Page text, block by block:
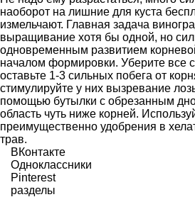
наоборот на лишние для куста
измельчают. Главная задача
выращивание хотя бы одной, но
одновременным развитием
началом формировки. Уберите все
оставьте 1-3 сильных побега от
стимулируйте у них вызревание
помощью бутылки с обрезанным
область чуть ниже корней.
преимущественно удобрения в
трав.
ВКонтакте
Одноклассники
Pinterest
разделы